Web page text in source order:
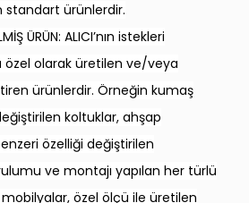
ürünlerdir.
ÜRÜN: ALICI’nın istekleri
olarak üretilen ve/veya
ürünlerdir. Örneğin kumaş
koltuklar, ahşap
özelliği değiştirilen
ve montajı yapılan her türlü
özel ölçü ile üretilen